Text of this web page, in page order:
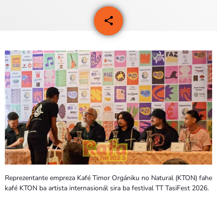
VÍDEO SIRA
EVENTU SIRA
KONTAKTU SIRA
TÉTUM keyboard_arrow_down
TÉTUM
PRÓXIMOS PROGRAMAS
share
email
Reprezentante empreza Kafé Timor Orgániku no Natural (KTON) fahe
kafé KTON ba artista internasionál sira ba festival TT TasiFest 2026.